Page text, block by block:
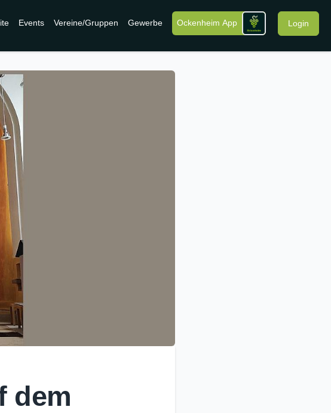
Events Vereine/Gruppen Gewerbe Ockenheim App Login
dem